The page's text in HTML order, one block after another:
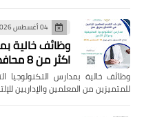
04 أغسطس 2026
وظائف خالية
اكثر من 8 محافظات
للمتميزين من المعلمين والإداريين